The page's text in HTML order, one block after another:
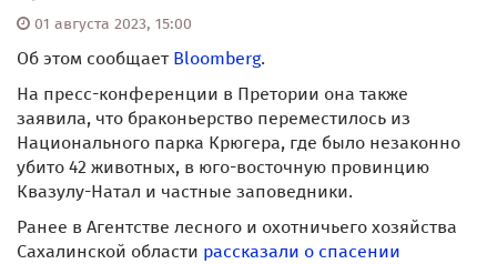
01 августа 2023, 15:00
Об этом сообщает Bloomberg.
На пресс-конференции в Претории она также
заявила, что браконьерство переместилось из
Национального парка Крюгера, где было незаконно
убито 42 животных, в юго-восточную провинцию
Квазулу-Натал и частные заповедники.
Ранее в Агентстве лесного и охотничьего хозяйства
Сахалинской области рассказали о спасении